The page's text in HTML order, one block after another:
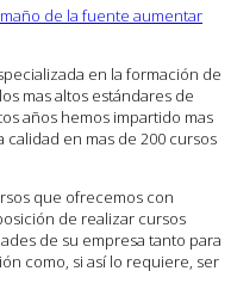
de la fuente aumentar
en la formación de
mas altos estándares de
años hemos impartido mas
calidad en mas de 200 cursos
que ofrecemos con
de realizar cursos
de su empresa tanto para
como, si así lo requiere, ser